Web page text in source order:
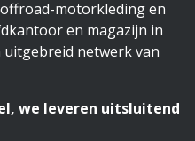
motorkleding en
en magazijn in
uitgebreid netwerk van
we leveren uitsluitend